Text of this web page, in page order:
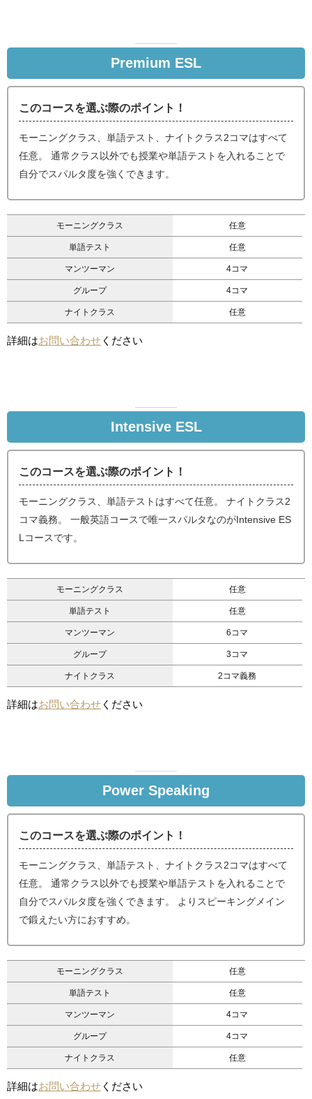
Premium ESL
このコースを選ぶ際のポイント！
モーニングクラス、単語テスト、ナイトクラス2コマはすべて
任意。 通常クラス以外でも授業や単語テストを入れることで
自分でスパルタ度を強くできます。
モーニングクラス 任意
単語テスト 任意
マンツーマン 4コマ
グループ 4コマ
ナイトクラス 任意
詳細はお問い合わせ ください
Intensive ESL
このコースを選ぶ際のポイント！
モーニングクラス、単語テストはすべて任意。 ナイトクラス2
コマ義務。 一般英語コースで唯一スパルタなのがIntensive ES
Lコースです。
モーニングクラス 任意
単語テスト 任意
マンツーマン 6コマ
グループ 3コマ
ナイトクラス 2コマ義務
詳細はお問い合わせ ください
Power Speaking
このコースを選ぶ際のポイント！
モーニングクラス、単語テスト、ナイトクラス2コマはすべて
任意。 通常クラス以外でも授業や単語テストを入れることで
自分でスパルタ度を強くできます。 よりスピーキングメイン
で鍛えたい方におすすめ。
モーニングクラス 任意
単語テスト 任意
マンツーマン 4コマ
グループ 4コマ
ナイトクラス 任意
詳細はお問い合わせ ください